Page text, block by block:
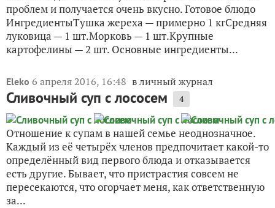
проблем и получается очень вкусно. Готовое блюдо
ИнгредиентыТушка жереха — примерно 1 кгСредняя
луковица — 1 шт.Морковь — 1 шт.Крупные
картофелины — 2 шт. Основные ингредиенты...
Eleko 6 апреля 2016, 16:48 в личный журнал
Сливочный суп с лососем 4
Отношение к супам в нашей семье неоднозначное.
Каждый из её четырёх членов предпочитает какой-то
определённый вид первого блюда и отказывается
есть другие. Бывает, что пристрастия совсем не
пересекаются, что огорчает меня, как ответственную
за...